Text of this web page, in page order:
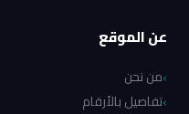
عن الموقع
من نحن
تفاصيل بالأرقام